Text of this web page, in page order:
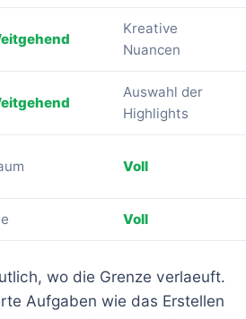
Kreative
Nuancen
Auswahl der
Highlights
Voll
Voll
wo die Grenze verlaeuft.
Aufgaben wie das Erstellen